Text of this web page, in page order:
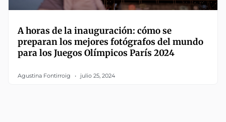
A horas de la inauguración: cómo se
preparan los mejores fotógrafos del mundo
para los Juegos Olímpicos París 2024
Agustina Fontirroig julio 25, 2024